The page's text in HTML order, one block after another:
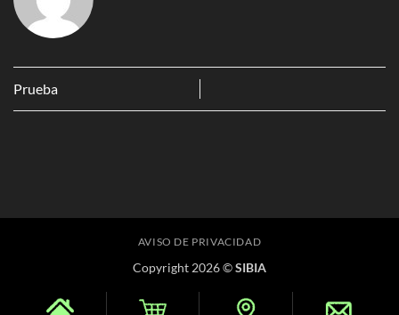
Prueba
AVISO DE PRIVACIDAD
Copyright 2026 ©SIBIA